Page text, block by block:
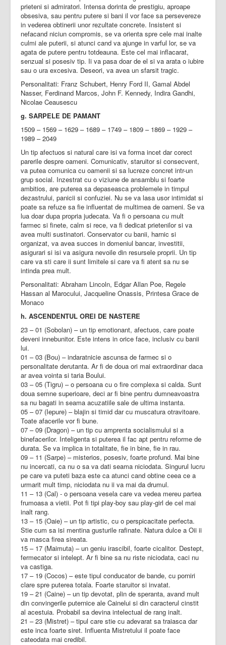
prieteni si admiratori. Intensa dorinta de prestigiu, aproape
obsesiva, sau pentru putere si bani il vor face sa persevereze
in vederea obtinerii unor rezultate concrete. Insistent si
nefacand niciun compromis, se va orienta spre cele mai inalte
culmi ale puterii, si atunci cand va ajunge in varful lor, se va
agata de putere pentru totdeauna. Este cel mai inflacarat,
senzual si posesiv tip. Ii va pasa doar de el si va arata o iubire
sau o ura excesiva. Deseori, va avea un sfarsit tragic.
Personalitati: Franz Schubert, Henry Ford II, Gamal Abdel
Nasser, Ferdinand Marcos, John F. Kennedy, Indira Gandhi,
Nicolae Ceausescu
g. SARPELE DE PAMANT
1509 – 1569 – 1629 – 1689 – 1749 – 1809 – 1869 – 1929 –
1989 – 2049
Un tip afectuos si natural care isi va forma incet dar corect
parerile despre oameni. Comunicativ, staruitor si consecvent,
va putea comunica cu oamenii si sa lucreze concret intr-un
grup social. Inzestrat cu o viziune de ansamblu si foarte
ambitios, are puterea sa depaseasca problemele in timpul
dezastrului, panicii si confuziei. Nu se va lasa usor intimidat si
poate sa refuze sa fie influentat de multimea de oameni. Se va
lua doar dupa propria judecata. Va fi o persoana cu mult
farmec si finete, calm si rece, va fi dedicat prietenilor si va
avea multi sustinatori. Conservator cu banii, harnic si
organizat, va avea succes in domeniul bancar, investitii,
asigurari si isi va asigura nevoile din resursele proprii. Un tip
care va sti care ii sunt limitele si care va fi atent sa nu se
intinda prea mult.
Personalitati: Abraham Lincoln, Edgar Allan Poe, Regele
Hassan al Marocului, Jacqueline Onassis, Printesa Grace de
Monaco
h. ASCENDENTUL OREI DE NASTERE
23 – 01 (Sobolan) – un tip emotionant, afectuos, care poate
deveni innebunitor. Este intens in orice face, inclusiv cu banii
lui.
01 – 03 (Bou) – indaratnicie ascunsa de farmec si o
personalitate derutanta. Ar fi de doua ori mai extraordinar daca
ar avea vointa si taria Boului.
03 – 05 (Tigru) – o persoana cu o fire complexa si calda. Sunt
doua semne superioare, deci ar fi bine pentru dumneavoastra
sa nu bagati in seama acuzatiile sale de ultima instanta.
05 – 07 (Iepure) – blajin si timid dar cu muscatura otravitoare.
Toate afacerile vor fi bune.
07 – 09 (Dragon) – un tip cu amprenta socialismului si a
binefacerilor. Inteligenta si puterea il fac apt pentru reforme de
durata. Se va implica in totalitate, fie in bine, fie in rau.
09 – 11 (Sarpe) – misterios, posesiv, foarte profund. Mai bine
nu incercati, ca nu o sa va dati seama niciodata. Singurul lucru
pe care va puteti baza este ca atunci cand obtine ceea ce a
urmarit mult timp, niciodata nu ii va mai da drumul.
11 – 13 (Cal) - o persoana vesela care va vedea mereu partea
frumoasa a vietii. Pot fi tipi play-boy sau play-girl de cel mai
inalt rang.
13 – 15 (Oaie) – un tip artistic, cu o perspicacitate perfecta.
Stie cum sa isi mentina gusturile rafinate. Natura dulce a Oii ii
va masca firea sireata.
15 – 17 (Maimuta) – un geniu irascibil, foarte cicalitor. Destept,
fermecator si intelept. Ar fi bine sa nu riste niciodata, caci nu
va castiga.
17 – 19 (Cocos) – este tipul conducator de bande, cu porniri
clare spre puterea totala. Foarte staruitor si invatat.
19 – 21 (Caine) – un tip devotat, plin de speranta, avand mult
din convingerile puternice ale Cainelui si din caracterul cinstit
al acestuia. Probabil sa devina intelectual de rang inalt.
21 – 23 (Mistret) – tipul care stie cu adevarat sa traiasca dar
este inca foarte siret. Influenta Mistretului il poate face
cateodata mai credibil.